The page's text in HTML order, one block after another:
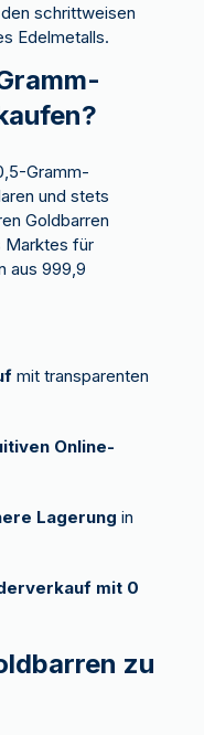
schrittweisen
Edelmetalls.
Gramm-
und stets
Goldbarren
Marktes für
aus 999,9
mit transparenten
Online-
Lagerung in
mit 0
zu